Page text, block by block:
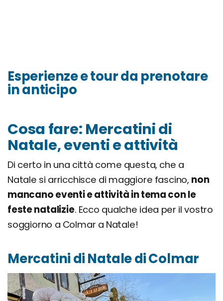
Esperienze e tour da prenotare
in anticipo
Cosa fare: Mercatini di
Natale, eventi e attività
Di certo in una città come questa, che a
Natale si arricchisce di maggiore fascino, non
mancano eventi e attività in tema con le
feste natalizie. Ecco qualche idea per il vostro
soggiorno a Colmar a Natale!
Mercatini di Natale di Colmar